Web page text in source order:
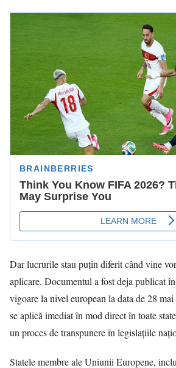
Dar lucrurile stau puțin diferit când vine
aplicare. Documentul a fost deja publicat
vigoare la nivel european la data de 28
se aplică imediat în mod direct în toate
un proces de transpunere în legislațiile
Statele membre ale Uniunii Europene,